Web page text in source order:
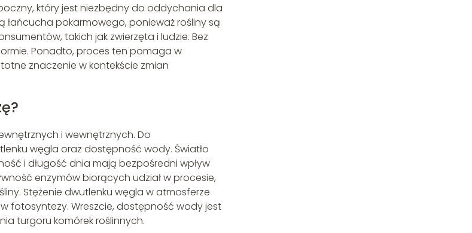
który jest niezbędny do oddychania dla
łańcucha pokarmowego, ponieważ rośliny są
takich jak zwierzęta i ludzie. Bez
Ponadto, proces ten pomaga w
znaczenie w kontekście zmian
i wewnętrznych. Do
węgla oraz dostępność wody. Światło
i długość dnia mają bezpośredni wpływ
enzymów biorących udział w procesie,
Stężenie dwutlenku węgla w atmosferze
fotosyntezy. Wreszcie, dostępność wody jest
turgoru komórek roślinnych.